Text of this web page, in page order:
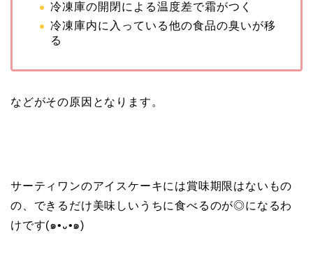
冷凍庫の開閉による温度差で霜がつく
冷凍庫内に入っている他の食品の臭いが移
る
などがその原因となります。
サーティワンのアイスケーキには賞味期限はないもの
の、できるだけ美味しいうちに食べるのが◎になるわ
けです(๑•᎑•๑)